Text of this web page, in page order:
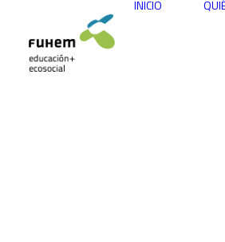
INICIO